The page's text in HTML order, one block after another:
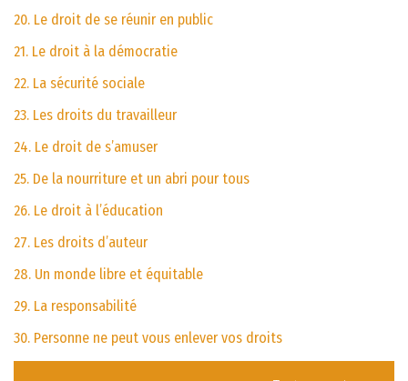
20. Le droit de se réunir en public
21. Le droit à la démocratie
22. La sécurité sociale
23. Les droits du travailleur
24. Le droit de s’amuser
25. De la nourriture et un abri pour tous
26. Le droit à l’éducation
27. Les droits d’auteur
28. Un monde libre et équitable
29. La responsabilité
30. Personne ne peut vous enlever vos droits